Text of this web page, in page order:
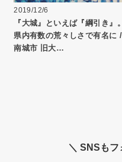
2019/12/6
『大城』といえば『綱引き』。
県内有数の荒々しさで有名に /
南城市 旧大…
＼ SNSもフ